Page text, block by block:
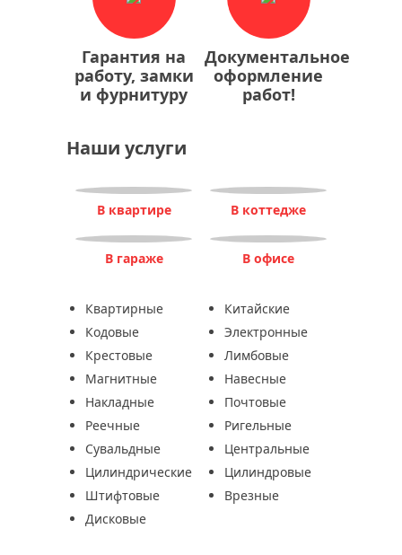
Гарантия на
работу, замки
и фурнитуру
Документальное
оформление
работ!
Наши услуги
В квартире В коттедже
В гараже В офисе
Квартирные
Китайские
Кодовые
Электронные
Крестовые
Лимбовые
Магнитные
Навесные
Накладные
Почтовые
Реечные
Ригельные
Сувальдные
Центральные
Цилиндрические
Цилиндровые
Штифтовые
Врезные
Дисковые